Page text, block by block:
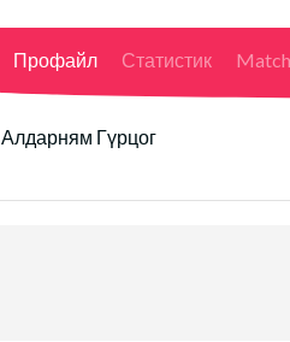
Профайл Статистик
Алдарням Гүрцог